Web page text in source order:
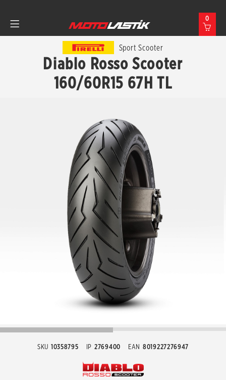
0
Sport Scooter
Diablo Rosso Scooter
160/60R15 67H TL
SKU 10358795 IP 2769400 EAN 8019227276947